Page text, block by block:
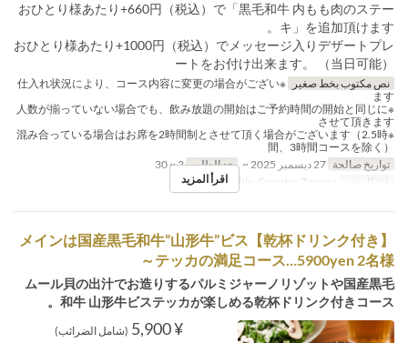
おひとり様あたり+660円（税込）で「黒毛和牛 内もも肉のステー
キ」を追加頂けます。
おひとり様あたり+1000円（税込）でメッセージ入りデザートプレ
ートをお付け出来ます。 （当日可能）
نص مكتوب بخط صغير
※仕入れ状況により、コース内容に変更の場合がござい
ます
※人数が揃っていない場合でも、飲み放題の開始はご予約時間の開始と同じに
させて頂きます
※混み合っている場合はお席を2時間制とさせて頂く場合がございます（2.5時
間、3時間コースを除く）
تواريخ صالحة
حد الطلب 2 ~ 30
فئة المقعد
اقرأ المزيد
【乾杯ドリンク付き】メインは国産黒毛和牛”山形牛”ビス
テッカの満足コース…5900yen 2名様～
ムール貝の出汁でお造りするパルミジャーノリゾットや国産黒毛
和牛 山形牛ビステッカが楽しめる乾杯ドリンク付きコース。
¥ 5,900 (شامل الضرائب)